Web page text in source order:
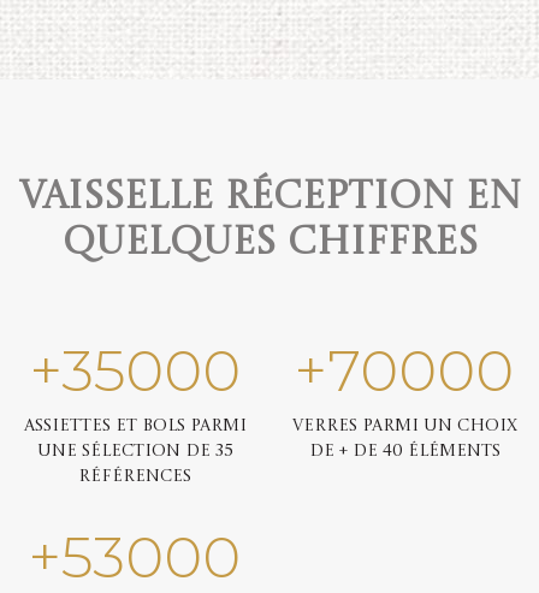
Vaisselle réception en
quelques chiffres
+35000
Assiettes et bols parmi
une sélection de 35
références
+70000
Verres parmi un choix
de + de 40 éléments
+53000